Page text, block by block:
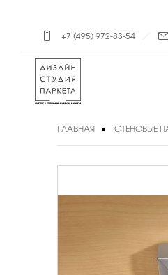
+7 (495) 972-83-54
ГЛАВНАЯ СТЕНОВЫЕ